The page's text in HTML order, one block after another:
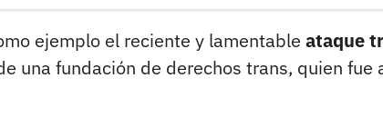
ejemplo el reciente y lamentable ataque
una fundación de derechos trans, quien